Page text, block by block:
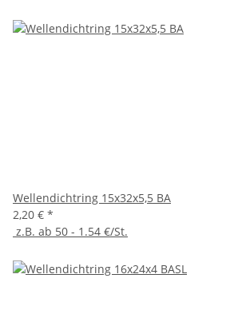
Wellendichtring 15x32x5,5 BA
2,20 € *
z.B. ab 50 - 1.54 €/St.